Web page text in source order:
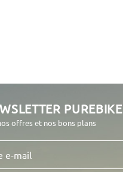
PUREBIKE
offres et nos bons plans